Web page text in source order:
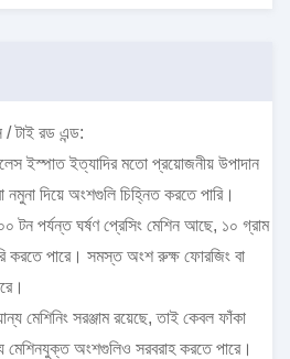
টাই রড এন্ড:
ইস্পাত ইত্যাদির মতো প্রয়োজনীয় উপাদান
দিয়ে অংশগুলি চিহ্নিত করতে পারি।
টন পর্যন্ত ঘর্ষণ প্রেসিং মেশিন আছে, ১০ গ্রাম
করতে পারে। সমস্ত অংশ রুক্ষ ফোরজিং বা
মেশিনিং সরঞ্জাম রয়েছে, তাই কেবল ফাঁকা
অংশগুলিও সরবরাহ করতে পারে।